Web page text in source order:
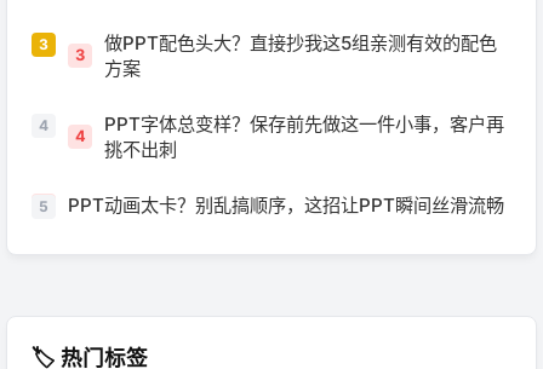
3
做PPT配色头大？直接抄我这5组亲测有效的配色
方案
4
PPT字体总变样？保存前先做这一件小事，客户再
挑不出刺
5 PPT动画太卡？别乱搞顺序，这招让PPT瞬间丝滑流畅
🏷️ 热门标签